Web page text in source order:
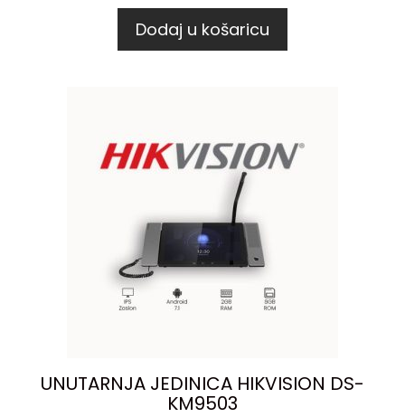
Dodaj u košaricu
UNUTARNJA JEDINICA HIKVISION DS-
KM9503